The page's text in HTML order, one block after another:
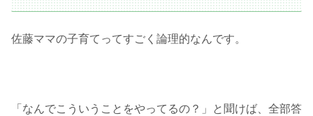
佐藤ママの子育てってすごく論理的なんです。
「なんでこういうことをやってるの？」と聞けば、全部答